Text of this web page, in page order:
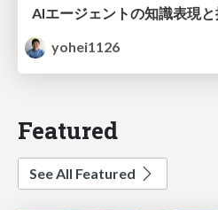
yohei1126
Featured
See All Featured